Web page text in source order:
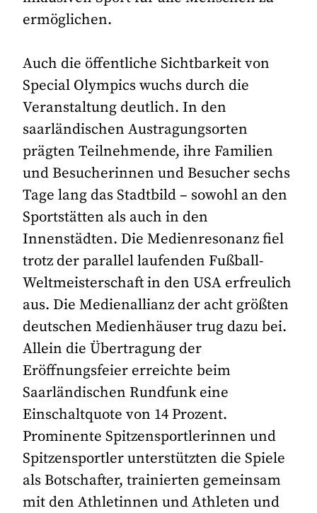
ermöglichen.
Auch die öffentliche Sichtbarkeit von
Special Olympics wuchs durch die
Veranstaltung deutlich. In den
saarländischen Austragungsorten
prägten Teilnehmende, ihre Familien
und Besucherinnen und Besucher sechs
Tage lang das Stadtbild – sowohl an den
Sportstätten als auch in den
Innenstädten. Die Medienresonanz fiel
trotz der parallel laufenden Fußball-
Weltmeisterschaft in den USA erfreulich
aus. Die Medienallianz der acht größten
deutschen Medienhäuser trug dazu bei.
Allein die Übertragung der
Eröffnungsfeier erreichte beim
Saarländischen Rundfunk eine
Einschaltquote von 14 Prozent.
Prominente Spitzensportlerinnen und
Spitzensportler unterstützten die Spiele
als Botschafter, trainierten gemeinsam
mit den Athletinnen und Athleten und